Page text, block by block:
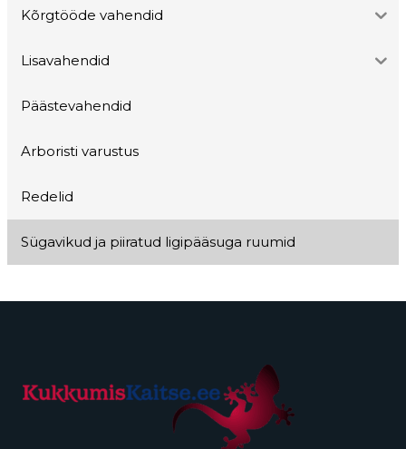
Kõrgtööde vahendid
Lisavahendid
Päästevahendid
Arboristi varustus
Redelid
Sügavikud ja piiratud ligipääsuga ruumid